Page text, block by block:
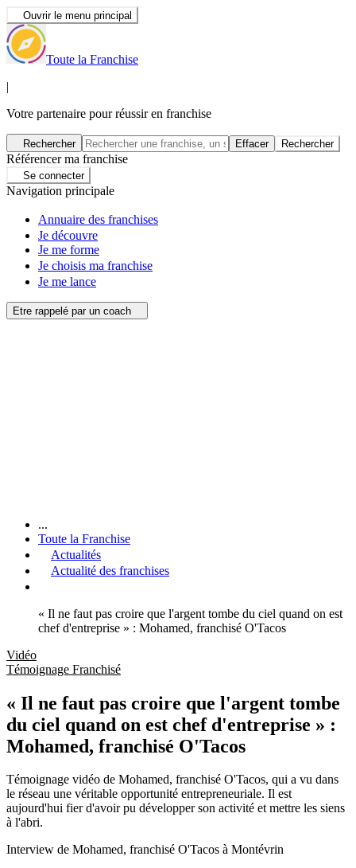
Ouvrir le menu principal
Toute la Franchise
|
Votre partenaire pour réussir en franchise
Rechercher Effacer Rechercher
Référencer ma franchise
Se connecter
Navigation principale
Annuaire des franchises
Je découvre
Je me forme
Je choisis ma franchise
Je me lance
Etre rappelé par un coach
...
Toute la Franchise
Actualités
Actualité des franchises
« Il ne faut pas croire que l'argent tombe du ciel quand on est
chef d'entreprise » : Mohamed, franchisé O'Tacos
Vidéo
Témoignage Franchisé
« Il ne faut pas croire que l'argent tombe
du ciel quand on est chef d'entreprise » :
Mohamed, franchisé O'Tacos
Témoignage vidéo de Mohamed, franchisé O'Tacos, qui a vu dans
le réseau une véritable opportunité entrepreneuriale. Il est
aujourd'hui fier d'avoir pu développer son activité et mettre les siens
à l'abri.
Interview de Mohamed, franchisé O'Tacos à Montévrin